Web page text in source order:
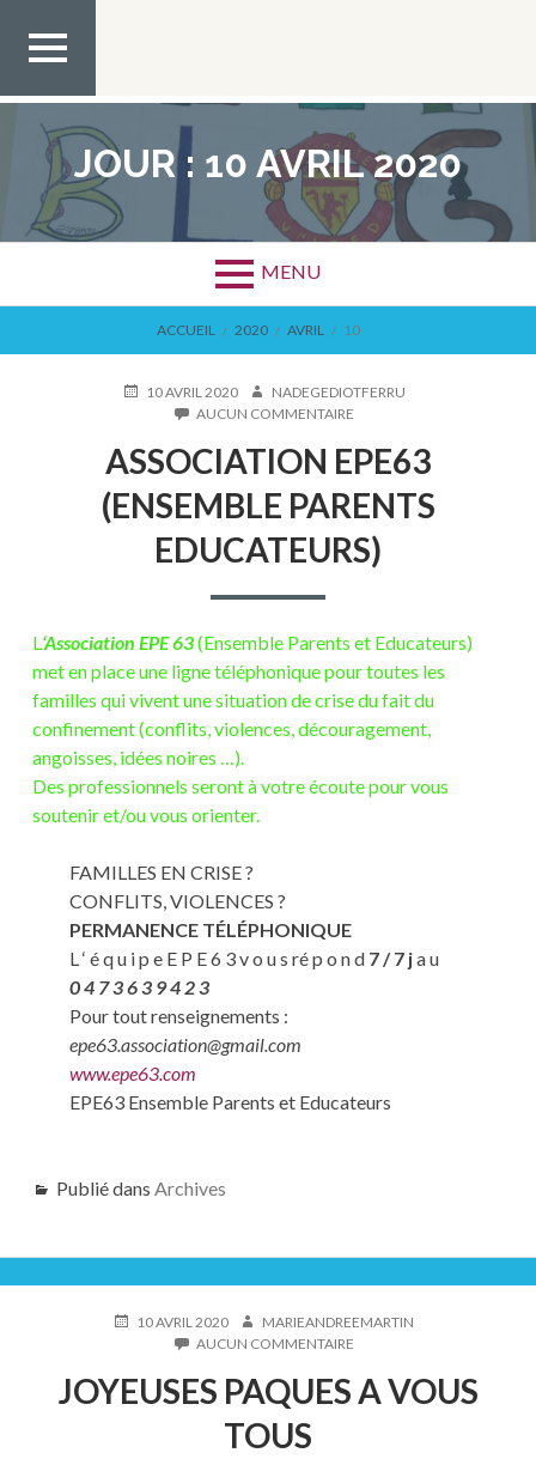
contenu
MEN
U TOP
JOUR : 10 AVRIL 2020
MENU
D'ARIANE
ACCUEIL 2020 AVRIL 10
PUBLIÉ10 AVRIL 2020 AUTEUR
NADEGEDIOTFERRU
AUCUN COMMENTAIRE
EPE63
(ENSEMBLE
PARENTS
EDUCATEURS)
ASSOCIATION EPE63
(ENSEMBLE PARENTS
EDUCATEURS)
L‘Association EPE 63(Ensemble Parents et Educateurs)
met en place une ligne téléphonique pour toutes les
familles qui vivent une situation de crise du fait du
confinement (conflits, violences, découragement,
angoisses, idées noires …).
Des professionnels seront à votre écoute pour vous
soutenir et/ou vous orienter.
FAMILLES EN CRISE ?
CONFLITS, VIOLENCES ?
PERMANENCE TÉLÉPHONIQUE
L ‘ é q u i p e E P E 6 3 v o u s ré p o n d 7 / 7 ja u
0 4 7 3 6 3 9 4 2 3
Pour tout renseignements :
epe63.association@gmail.com
www.epe63.com
EPE63 Ensemble Parents et Educateurs
Publié dans Archives
PUBLIÉ10 AVRIL 2020 AUTEUR
MARIEANDREEMARTIN
AUCUN COMMENTAIRE
PAQUES
A
JOYEUSES PAQUES A VOUS
TOUS